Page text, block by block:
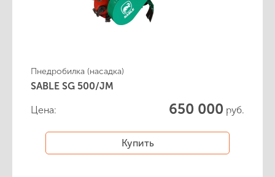
Пнедробилка (насадка)
SABLE SG 500/JM
Цена: 650 000 руб.
Купить